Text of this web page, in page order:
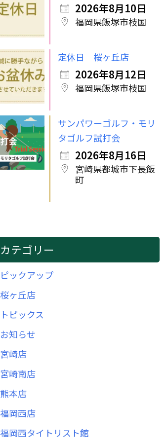
2026年8月10日
福岡県飯塚市枝国
定休日 桜ヶ丘店
2026年8月12日
福岡県飯塚市枝国
サンパワーゴルフ・モリ
タゴルフ試打会
2026年8月16日
宮崎県都城市下長飯
町
カテゴリー
ピックアップ
桜ヶ丘店
トピックス
お知らせ
宮崎店
宮崎南店
熊本店
福岡西店
福岡西タイトリスト館